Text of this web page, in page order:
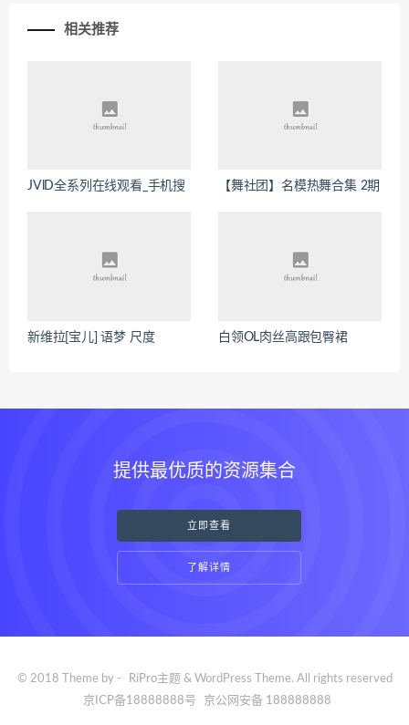
相关推荐
JVlD全系列在线观看_手机搜 【舞社团】名模热舞合集 2期
新维拉[宝儿] 语梦 尺度 白领OL肉丝高跟包臀裙
提供最优质的资源集合
立即查看
了解详情
© 2018 Theme by - RiPro主题 & WordPress Theme. All rights reserved
京ICP备18888888号
京公网安备 188888888